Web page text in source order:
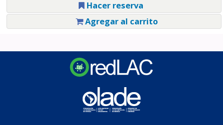
Hacer reserva
Agregar al carrito